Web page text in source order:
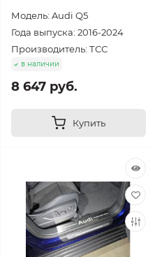
Модель: Audi Q5
Года выпуска: 2016-2024
Производитель: ТСС
в наличии
8 647 руб.
Купить